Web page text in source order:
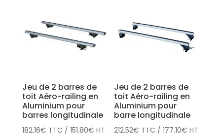
Jeu de 2 barres de
toit Aéro-railing en
Aluminium pour
barres longitudinale
182.16€ TTC / 151.80€ HT
Jeu de 2 barres de
toit Aéro-railing en
Aluminium pour
barre longitudinale
212.52€ TTC /177.10€ HT